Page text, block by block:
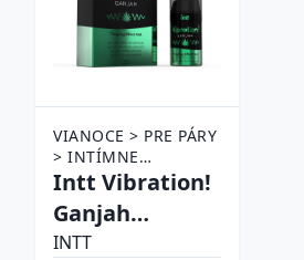
VIANOCE > PRE PÁRY
> INTÍMNE
PRODUKTY PRE
Intt Vibration!
Ganjah
Tingling effect
INTT